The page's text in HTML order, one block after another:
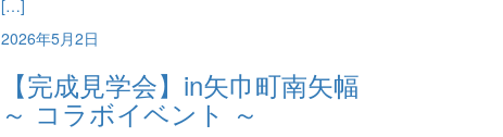
[…]
2026年5月2日
【完成見学会】in矢巾町南矢幅
～ コラボイベント ～